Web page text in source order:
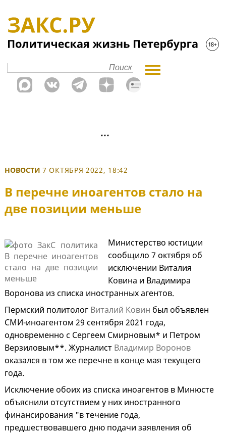
НОВОСТИ 7 ОКТЯБРЯ 2022, 18:42
В перечне иноагентов стало на
две позиции меньше
Министерство юстиции
сообщило 7 октября об
исключении Виталия
Ковина и Владимира
Воронова из списка иностранных агентов.
Пермский политолог Виталий Ковин был объявлен
СМИ-иноагентом 29 сентября 2021 года,
одновременно с Сергеем Смирновым* и Петром
Верзиловым**. Журналист Владимир Воронов
оказался в том же перечне в конце мая текущего
года.
Исключение обоих из списка иноагентов в Минюсте
объяснили отсутствием у них иностранного
финансирования "в течение года,
предшествовавшего дню подачи заявления об